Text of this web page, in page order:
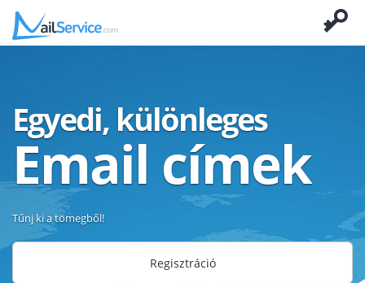
Egyedi, különleges
Email címek
Tűnj ki a tömegből!
Regisztráció